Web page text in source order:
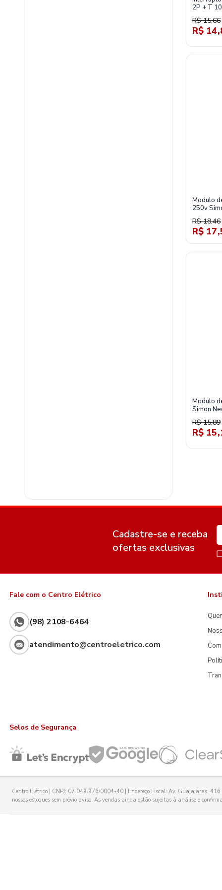
2P + T
R$ 15,66
R$
Modulo
250v
30426-34
R$ 18,46
R$
Modulo
Simon
R$ 15,89
R$
Cadastre-se e receba
ofertas exclusivas
Fale com o Centro Elétrico
(98) 2108-6464
atendimento@centroeletrico.com
Selos de Segurança
Centro Elétrico | CNPJ: 07.049.976/0004-40 | Endereço Fiscal: Av. Guajajaras,
nossos estoques sem prévio aviso. As vendas ainda estão sujeitas à análise e